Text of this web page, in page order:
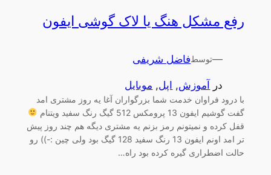
رفع مشکل هنگ یا لاک گوشی ایفون
—توسطفاضل شریفی
در آموزش, اپل, موبایل
با درود فراوان خدمت شما بزرگواران آغا یه روز مشتری امد
گفت گوشیم ایفون 13 پرومکس 512 گیگ رنگ سفید ویتنام
قفل کرده و نمیتونم رمز بزنم یه مشتری دیگه هم چند روز پیش
تر امد اونم ایفون 13 رنگ سفید 128 گیگ بود ولی چین :-)) رو
حالت اضطراری گیره کرده بود راه…